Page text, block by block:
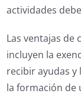
actividades
Las ventajas de
incluyen la
recibir ayudas y
la formación de